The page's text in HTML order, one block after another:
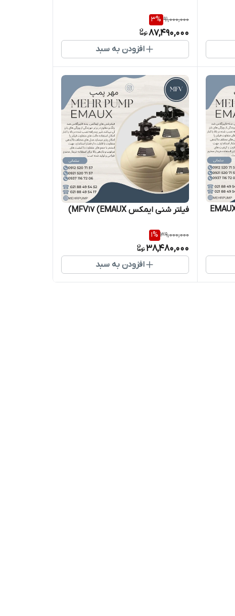
91,000,000
3%
87,490,000
افزودن به سبد
فیلتر شنی ایمکس MFV17 (EMAUX)
39,000,000
1%
38,480,000
افزودن به سبد